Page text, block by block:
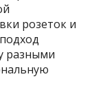
розеток и
разными